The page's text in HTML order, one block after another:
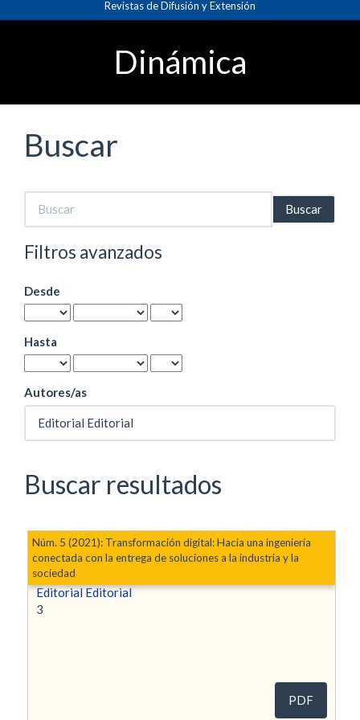
principal
Revistas de Difusión y Extensión
Dinámica
Buscar
Buscar
artículos
por
Filtros avanzados
Desde
Hasta
Autores/as
Buscar resultados
Editorial
Editorial Editorial
3
Núm. 5 (2021): Transformación digital: Hacia una ingeniería
conectada con la entrega de soluciones a la industria y la
sociedad
PDF